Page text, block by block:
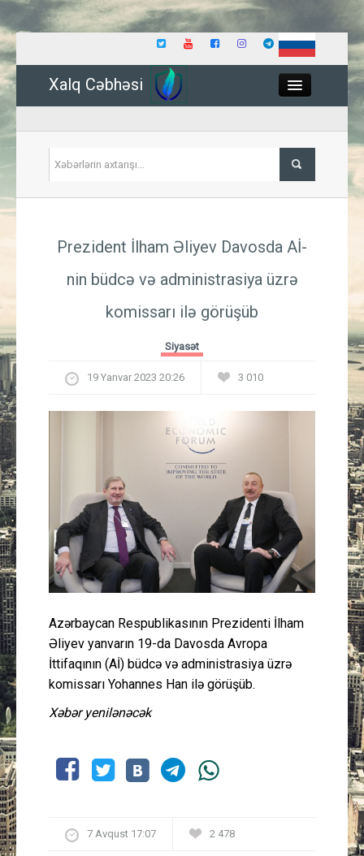
Xalq Cəbhəsi
İqtisadiyyat
Güney Azərbaycan
Müsahibə
İdman
Layihə
Gündəm
Cəmiyyət
Peşə etikası
Prezident İlham Əliyev Davosda Aİ-
nin büdcə və administrasiya üzrə
komissarı ilə görüşüb
Siyasət
19 Yanvar 2023 20:26 3 010
Azərbaycan Respublikasının Prezidenti İlham
Əliyev yanvarın 19-da Davosda Avropa
İttifaqının (Aİ) büdcə və administrasiya üzrə
komissarı Yohannes Han ilə görüşüb.
Xəbər yenilənəcək
7 Avqust 17:07 2 478